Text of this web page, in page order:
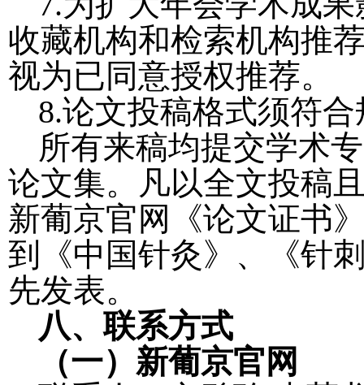
收藏机构和检索机构推
视为已同意授权推荐。
8.论文投稿格式须符
所有来稿均提交学术
论文集。凡以全文投稿
新葡京官网《论文证书
到《中国针灸》、《针
先发表。
八、联系方式
（一）新葡京官网